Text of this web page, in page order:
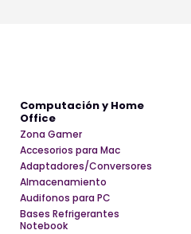
Computación y Home
Office
Zona Gamer
Accesorios para Mac
Adaptadores/Conversores
Almacenamiento
Audifonos para PC
Bases Refrigerantes
Notebook